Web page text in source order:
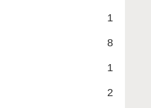
1
8
1
2